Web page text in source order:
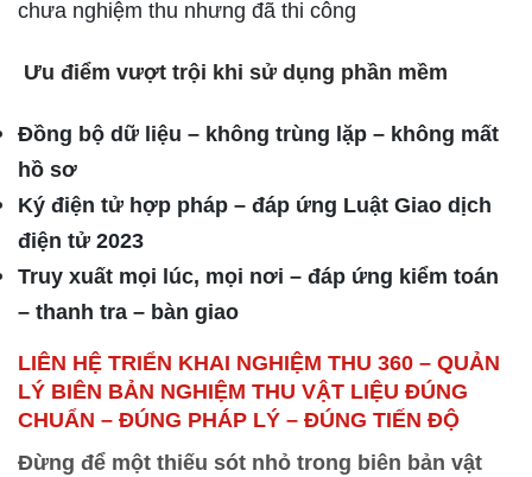
chưa nghiệm thu nhưng đã thi công
Ưu điểm vượt trội khi sử dụng phần mềm
Đồng bộ dữ liệu – không trùng lặp – không mất
hồ sơ
Ký điện tử hợp pháp – đáp ứng Luật Giao dịch
điện tử 2023
Truy xuất mọi lúc, mọi nơi – đáp ứng kiểm toán
– thanh tra – bàn giao
LIÊN HỆ TRIỂN KHAI NGHIỆM THU 360 – QUẢN
LÝ BIÊN BẢN NGHIỆM THU VẬT LIỆU ĐÚNG
CHUẨN – ĐÚNG PHÁP LÝ – ĐÚNG TIẾN ĐỘ
Đừng để một thiếu sót nhỏ trong biên bản vật